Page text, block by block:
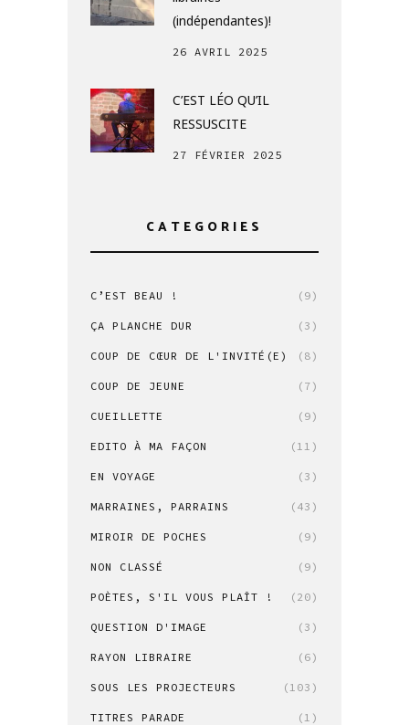
(indépendantes)!
26 AVRIL 2025
C’EST LÉO QU’IL
RESSUSCITE
27 FÉVRIER 2025
CATEGORIES
C’EST BEAU ! (9)
ÇA PLANCHE DUR (3)
COUP DE CŒUR DE L'INVITÉ(E) (8)
COUP DE JEUNE (7)
CUEILLETTE (9)
EDITO À MA FAÇON (11)
EN VOYAGE (3)
MARRAINES, PARRAINS (43)
MIROIR DE POCHES (9)
NON CLASSÉ (9)
POÈTES, S'IL VOUS PLAÎT ! (20)
QUESTION D'IMAGE (3)
RAYON LIBRAIRE (6)
SOUS LES PROJECTEURS (103)
TITRES PARADE (1)